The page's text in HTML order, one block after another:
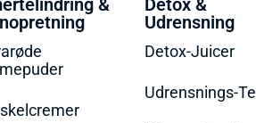
&
Detox &
Udrensning
Detox-Juicer
Udrensnings-Te